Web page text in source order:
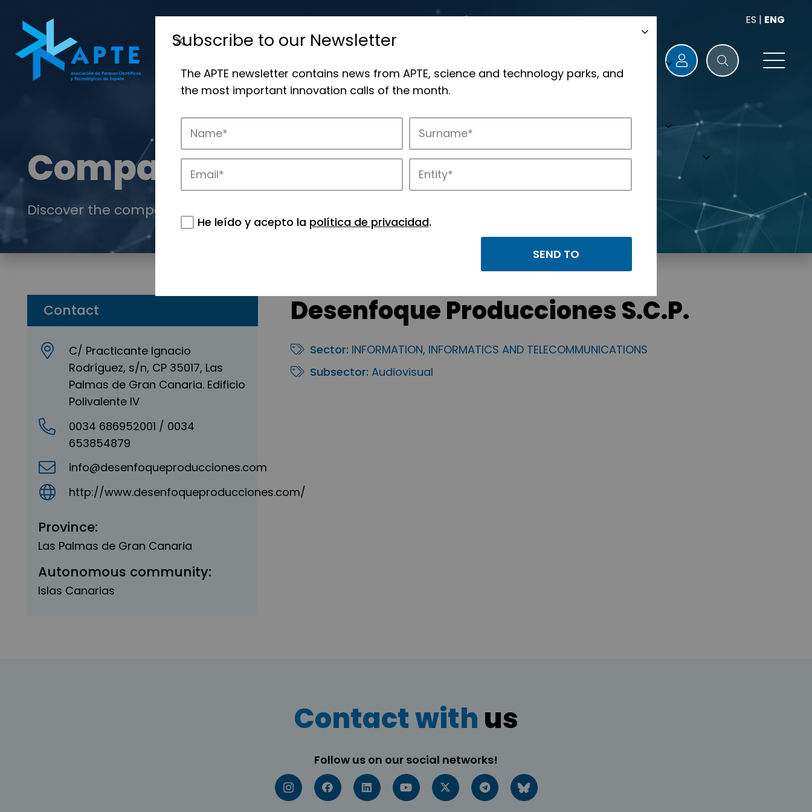
ES | ENG
Companies
Discover the companies that drive innovation in APTE’s parks.
Contact
C/ Practicante Ignacio
Rodríguez, s/n, CP 35017, Las
Palmas de Gran Canaria. Edificio
Polivalente IV
0034 686952001 / 0034
653854879
info@desenfoqueproducciones.com
http://www.desenfoqueproducciones.com/
Province:
Las Palmas de Gran Canaria
Autonomous community:
Islas Canarias
Desenfoque Producciones S.C.P.
Sector: INFORMATION, INFORMATICS AND TELECOMMUNICATIONS
Subsector: Audiovisual
Contact with us
Follow us on our social networks!
Subscribe to our Newsletter
The APTE newsletter contains news from APTE, science and technology parks, and
the most important innovation calls of the month.
He leído y acepto la política de privacidad.